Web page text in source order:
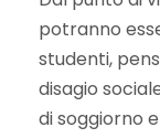
potranno
studenti,
disagio
di soggiorno